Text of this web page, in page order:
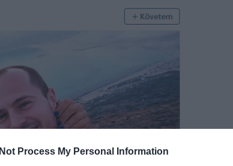
Process My Personal Information